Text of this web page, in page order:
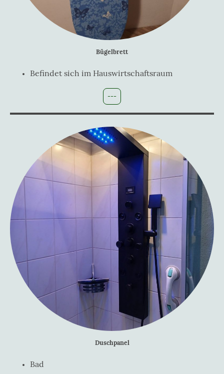
Bügelbrett
Befindet sich im Hauswirtschaftsraum
---
Duschpanel
Bad